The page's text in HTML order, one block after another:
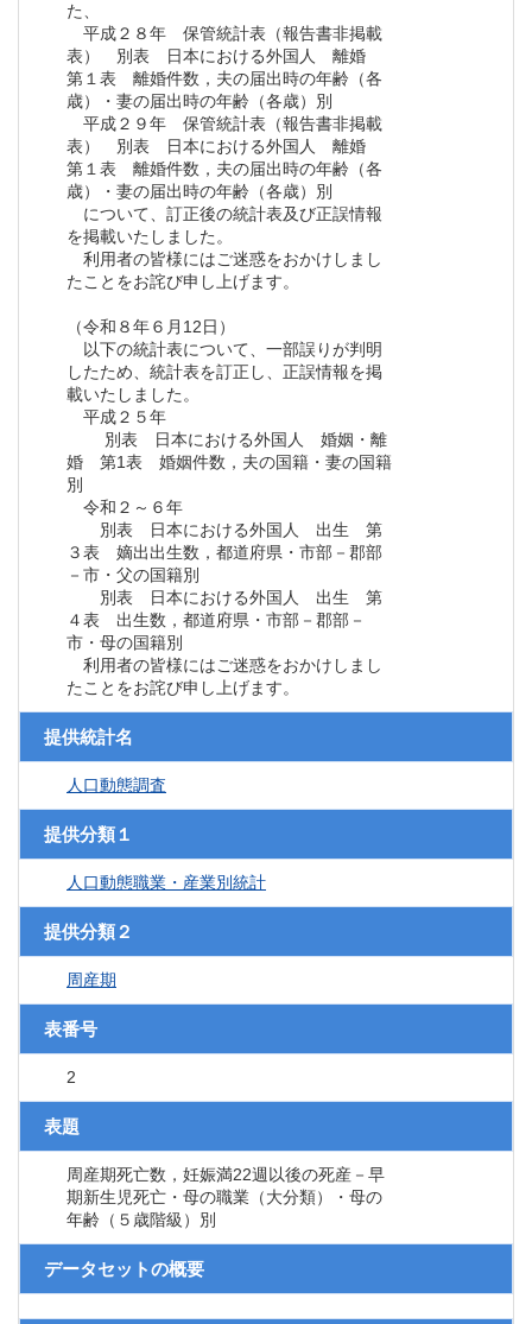
た、
平成２８年 保管統計表（報告書非掲載
表） 別表 日本における外国人 離婚
第１表 離婚件数，夫の届出時の年齢（各
歳）・妻の届出時の年齢（各歳）別
平成２９年 保管統計表（報告書非掲載
表） 別表 日本における外国人 離婚
第１表 離婚件数，夫の届出時の年齢（各
歳）・妻の届出時の年齢（各歳）別
について、訂正後の統計表及び正誤情報
を掲載いたしました。
利用者の皆様にはご迷惑をおかけしまし
たことをお詫び申し上げます。
（令和８年６月12日）
以下の統計表について、一部誤りが判明
したため、統計表を訂正し、正誤情報を掲
載いたしました。
平成２５年
別表 日本における外国人 婚姻・離
婚 第1表 婚姻件数，夫の国籍・妻の国籍
別
令和２～６年
別表 日本における外国人 出生 第
３表 嫡出出生数，都道府県・市部－郡部
－市・父の国籍別
別表 日本における外国人 出生 第
４表 出生数，都道府県・市部－郡部－
市・母の国籍別
利用者の皆様にはご迷惑をおかけしまし
たことをお詫び申し上げます。
提供統計名
人口動態調査
提供分類１
人口動態職業・産業別統計
提供分類２
周産期
表番号
2
表題
周産期死亡数，妊娠満22週以後の死産－早
期新生児死亡・母の職業（大分類）・母の
年齢（５歳階級）別
データセットの概要